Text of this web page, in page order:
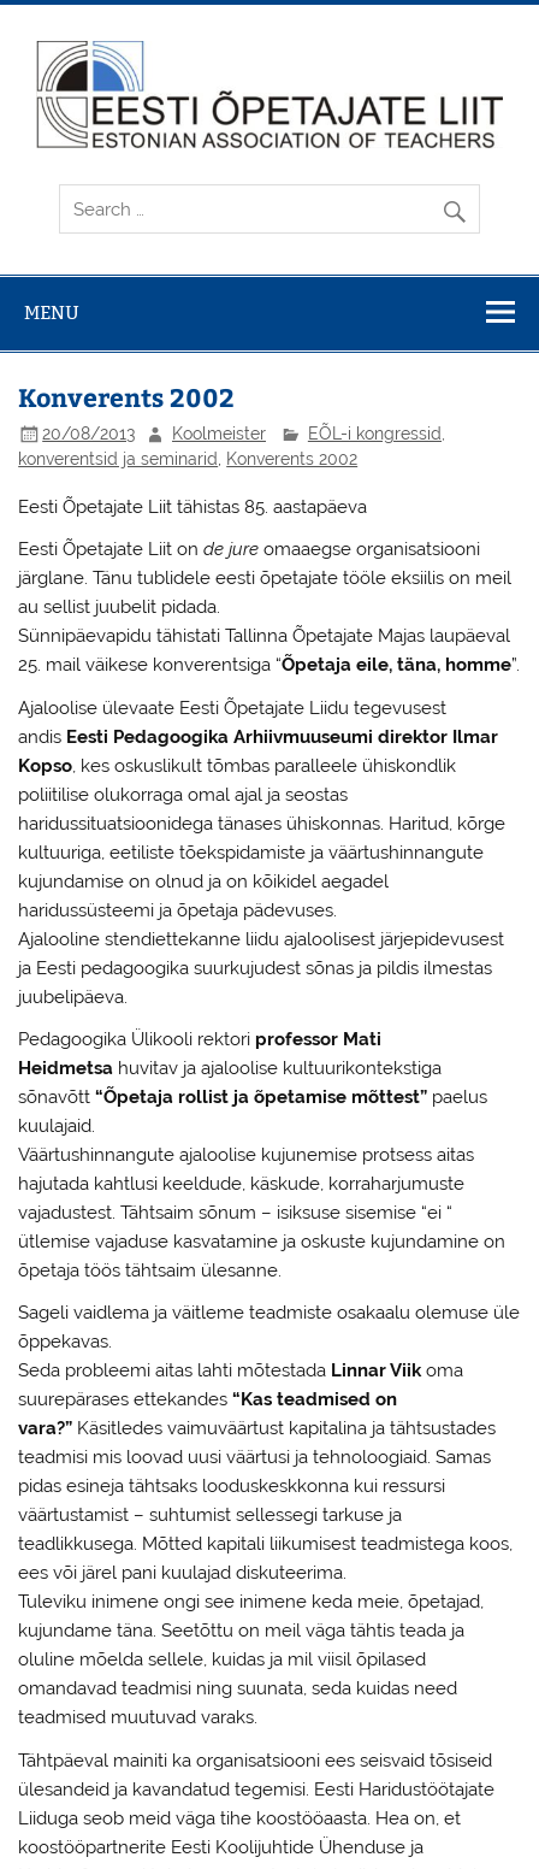
Skip
content
MENU
Konverents 2002
20/08/2013 Koolmeister
EÕL-i kongressid,
konverentsid ja seminarid, Konverents 2002
Eesti Õpetajate Liit tähistas 85. aastapäeva
Eesti Õpetajate Liit onde jure omaaegse organisatsiooni
järglane. Tänu tublidele eesti õpetajate tööle eksiilis on meil
au sellist juubelit pidada.
Sünnipäevapidu tähistati Tallinna Õpetajate Majas laupäeval
25. mail väikese konverentsiga “Õpetaja eile, täna, homme”.
Ajaloolise ülevaate Eesti Õpetajate Liidu tegevusest
andis Eesti Pedagoogika Arhiivmuuseumi direktor Ilmar
Kopso, kes oskuslikult tõmbas paralleele ühiskondlik
poliitilise olukorraga omal ajal ja seostas
haridussituatsioonidega tänases ühiskonnas. Haritud, kõrge
kultuuriga, eetiliste tõekspidamiste ja väärtushinnangute
kujundamise on olnud ja on kõikidel aegadel
haridussüsteemi ja õpetaja pädevuses.
Ajalooline stendiettekanne liidu ajaloolisest järjepidevusest
ja Eesti pedagoogika suurkujudest sõnas ja pildis ilmestas
juubelipäeva.
Pedagoogika Ülikooli rektori professor Mati
Heidmetsa huvitav ja ajaloolise kultuurikontekstiga
sõnavõtt“Õpetaja rollist ja õpetamise mõttest” paelus
kuulajaid.
Väärtushinnangute ajaloolise kujunemise protsess aitas
hajutada kahtlusi keeldude, käskude, korraharjumuste
vajadustest. Tähtsaim sõnum – isiksuse sisemise “ei “
ütlemise vajaduse kasvatamine ja oskuste kujundamine on
õpetaja töös tähtsaim ülesanne.
Sageli vaidlema ja väitleme teadmiste osakaalu olemuse üle
õppekavas.
Seda probleemi aitas lahti mõtestada Linnar Viikoma
suurepärases ettekandes“Kas teadmised on
vara?” Käsitledes vaimuväärtust kapitalina ja tähtsustades
teadmisi mis loovad uusi väärtusi ja tehnoloogiaid. Samas
pidas esineja tähtsaks looduskeskkonna kui ressursi
väärtustamist – suhtumist sellessegi tarkuse ja
teadlikkusega. Mõtted kapitali liikumisest teadmistega koos,
ees või järel pani kuulajad diskuteerima.
Tuleviku inimene ongi see inimene keda meie, õpetajad,
kujundame täna. Seetõttu on meil väga tähtis teada ja
oluline mõelda sellele, kuidas ja mil viisil õpilased
omandavad teadmisi ning suunata, seda kuidas need
teadmised muutuvad varaks.
Tähtpäeval mainiti ka organisatsiooni ees seisvaid tõsiseid
ülesandeid ja kavandatud tegemisi. Eesti Haridustöötajate
Liiduga seob meid väga tihe koostööaasta. Hea on, et
koostööpartnerite Eesti Koolijuhtide Ühenduse ja